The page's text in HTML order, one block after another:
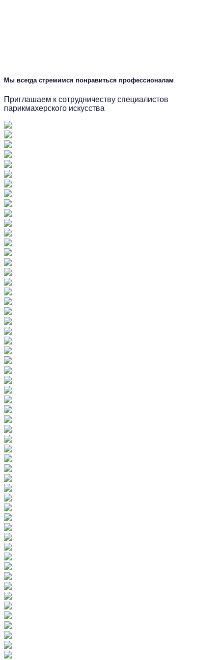
Мы всегда стремимся понравиться профессионалам
Приглашаем к сотрудничеству специалистов
парикмахерского искусства